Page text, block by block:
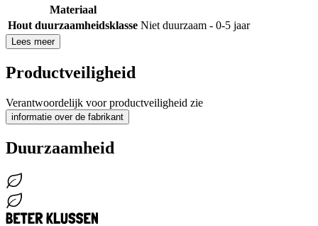
Materiaal
Hout duurzaamheidsklasse Niet duurzaam - 0-5 jaar
Lees meer
Productveiligheid
Verantwoordelijk voor productveiligheid zie
informatie over de fabrikant
Duurzaamheid